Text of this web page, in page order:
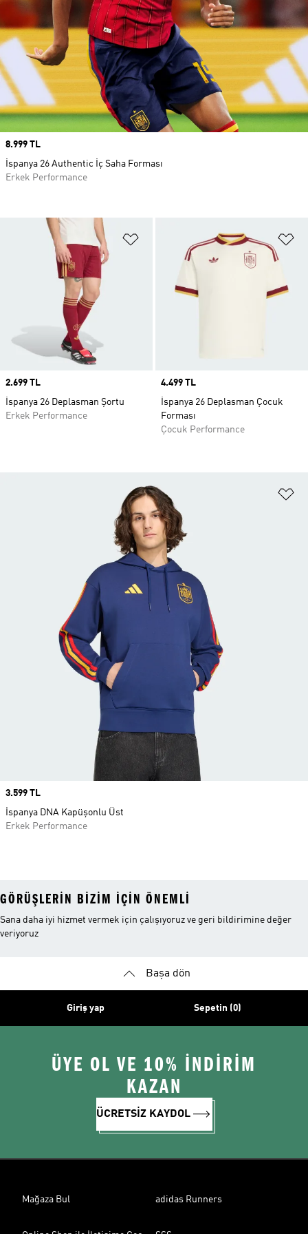
Favori Listesine Ekle
Price
2.699 TL
İspanya 26 Deplasman Şortu
Erkek Performance
Price
4.499 TL
İspanya 26 Deplasman Çocuk
Forması
Çocuk Performance
Price
8.999 TL
İspanya 26 Authentic İç Saha Forması
Erkek Performance
Price
3.599 TL
İspanya DNA Kapüşonlu Üst
Erkek Performance
GÖRÜŞLERIN BIZIM IÇIN ÖNEMLI
Sana daha iyi hizmet vermek için çalışıyoruz ve geri bildirimine değer
veriyoruz
Başa dön
Giriş yap Sepetin (0)
ÜYE OL VE 10% İNDİRİM
KAZAN
ÜCRETSİZ KAYDOL
Mağaza Bul adidas Runners